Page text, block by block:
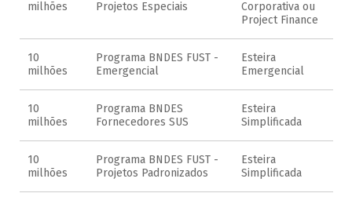
milhões
Projetos Especiais
Corporativa ou
Project Finance
10
milhões
Programa BNDES FUST -
Emergencial
Esteira
Emergencial
10
milhões
Programa BNDES
Fornecedores SUS
Esteira
Simplificada
10
milhões
Programa BNDES FUST -
Projetos Padronizados
Esteira
Simplificada